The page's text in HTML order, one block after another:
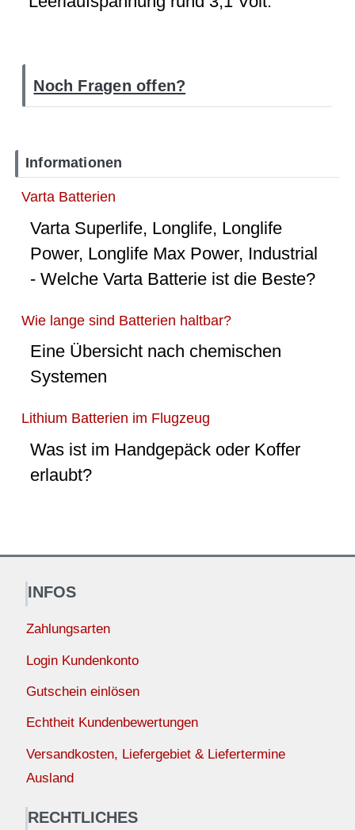
Noch Fragen offen?
Informationen
Varta Batterien
Varta Superlife, Longlife, Longlife
Power, Longlife Max Power, Industrial
- Welche Varta Batterie ist die Beste?
Wie lange sind Batterien haltbar?
Eine Übersicht nach chemischen
Systemen
Lithium Batterien im Flugzeug
Was ist im Handgepäck oder Koffer
erlaubt?
INFOS
Zahlungsarten
Login Kundenkonto
Gutschein einlösen
Echtheit Kundenbewertungen
Versandkosten, Liefergebiet & Liefertermine
Ausland
RECHTLICHES